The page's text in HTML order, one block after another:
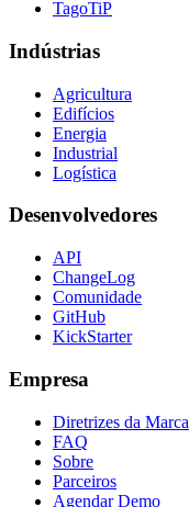
TagoTiP
Indústrias
Agricultura
Edifícios
Energia
Industrial
Logística
Desenvolvedores
API
ChangeLog
Comunidade
GitHub
KickStarter
Empresa
Diretrizes da Marca
FAQ
Sobre
Parceiros
Agendar Demo